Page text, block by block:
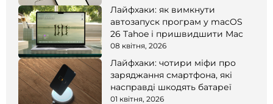
Лайфхаки: як вимкнути
автозапуск програм у macOS
26 Tahoe і пришвидшити Mac
08 квітня, 2026
Лайфхаки: чотири міфи про
заряджання смартфона, які
насправді шкодять батареї
01 квітня, 2026